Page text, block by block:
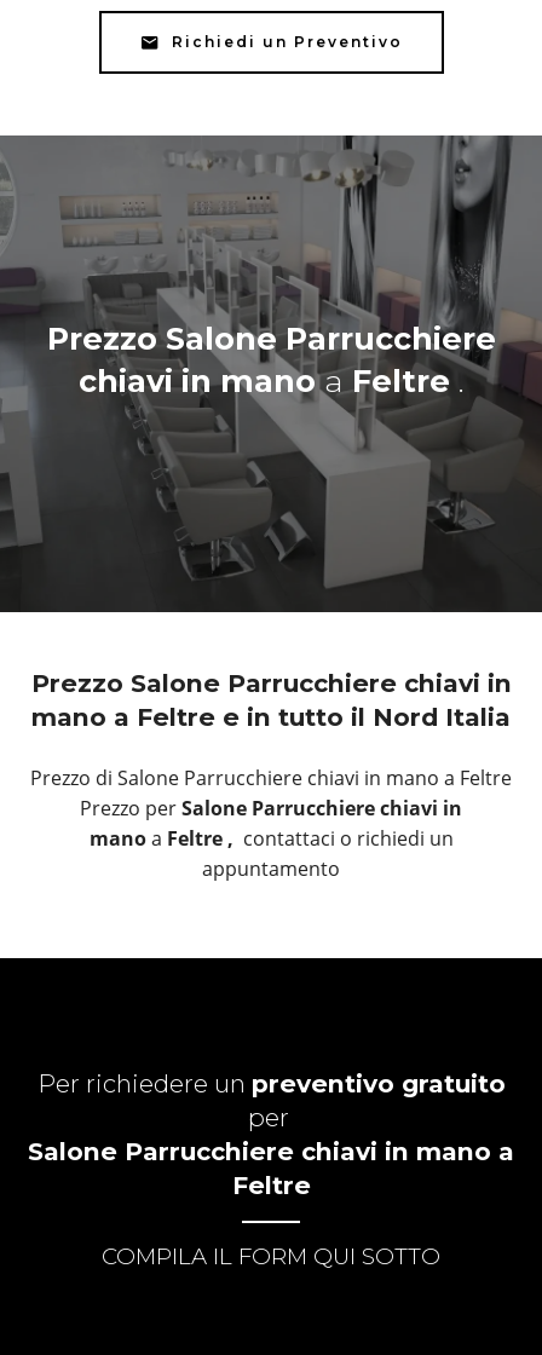
Richiedi un Preventivo
Prezzo Salone Parrucchiere
chiavi in manoaFeltre .
Prezzo Salone Parrucchiere chiavi in
mano a Feltre e in tutto il Nord Italia
Prezzo di Salone Parrucchiere chiavi in mano a Feltre
Prezzo perSalone Parrucchiere chiavi in
manoa Feltre , contattaci o richiedi un
appuntamento
Per richiedere un preventivo gratuito
per
Salone Parrucchiere chiavi in mano a
Feltre
COMPILA IL FORM QUI SOTTO